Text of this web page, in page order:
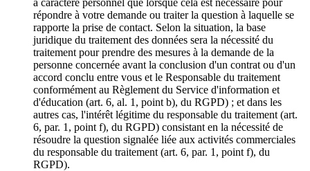
à caractère personnel que lorsque cela est nécessaire pour
répondre à votre demande ou traiter la question à laquelle se
rapporte la prise de contact. Selon la situation, la base
juridique du traitement des données sera la nécessité du
traitement pour prendre des mesures à la demande de la
personne concernée avant la conclusion d'un contrat ou d'un
accord conclu entre vous et le Responsable du traitement
conformément au Règlement du Service d'information et
d'éducation (art. 6, al. 1, point b), du RGPD) ; et dans les
autres cas, l'intérêt légitime du responsable du traitement (art.
6, par. 1, point f), du RGPD) consistant en la nécessité de
résoudre la question signalée liée aux activités commerciales
du responsable du traitement (art. 6, par. 1, point f), du
RGPD).